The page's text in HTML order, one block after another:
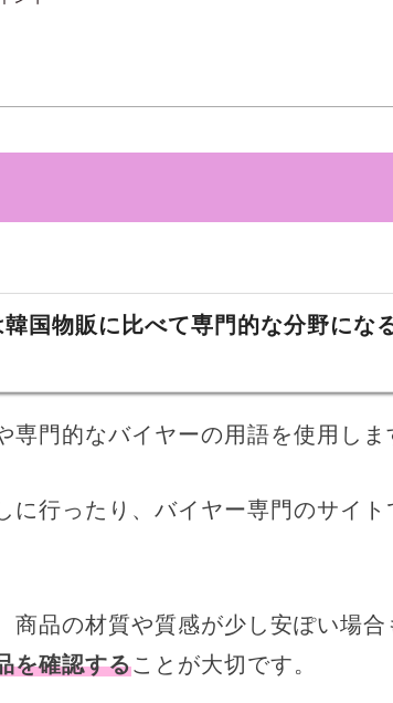
国物販に比べて専門的な分野にな
専門的なバイヤーの用語を使用しま
に行ったり、バイヤー専門のサイ
商品の材質や質感が少し安ぽい場合
を確認することが大切です。